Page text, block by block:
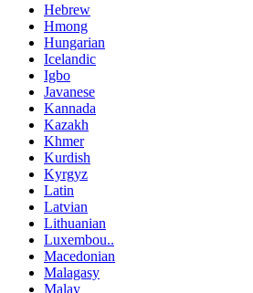
Hebrew
Hmong
Hungarian
Icelandic
Igbo
Javanese
Kannada
Kazakh
Khmer
Kurdish
Kyrgyz
Latin
Latvian
Lithuanian
Luxembou..
Macedonian
Malagasy
Malay